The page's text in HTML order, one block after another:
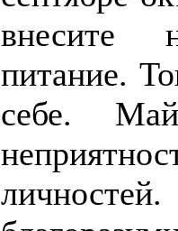
внесите
питание.
себе.